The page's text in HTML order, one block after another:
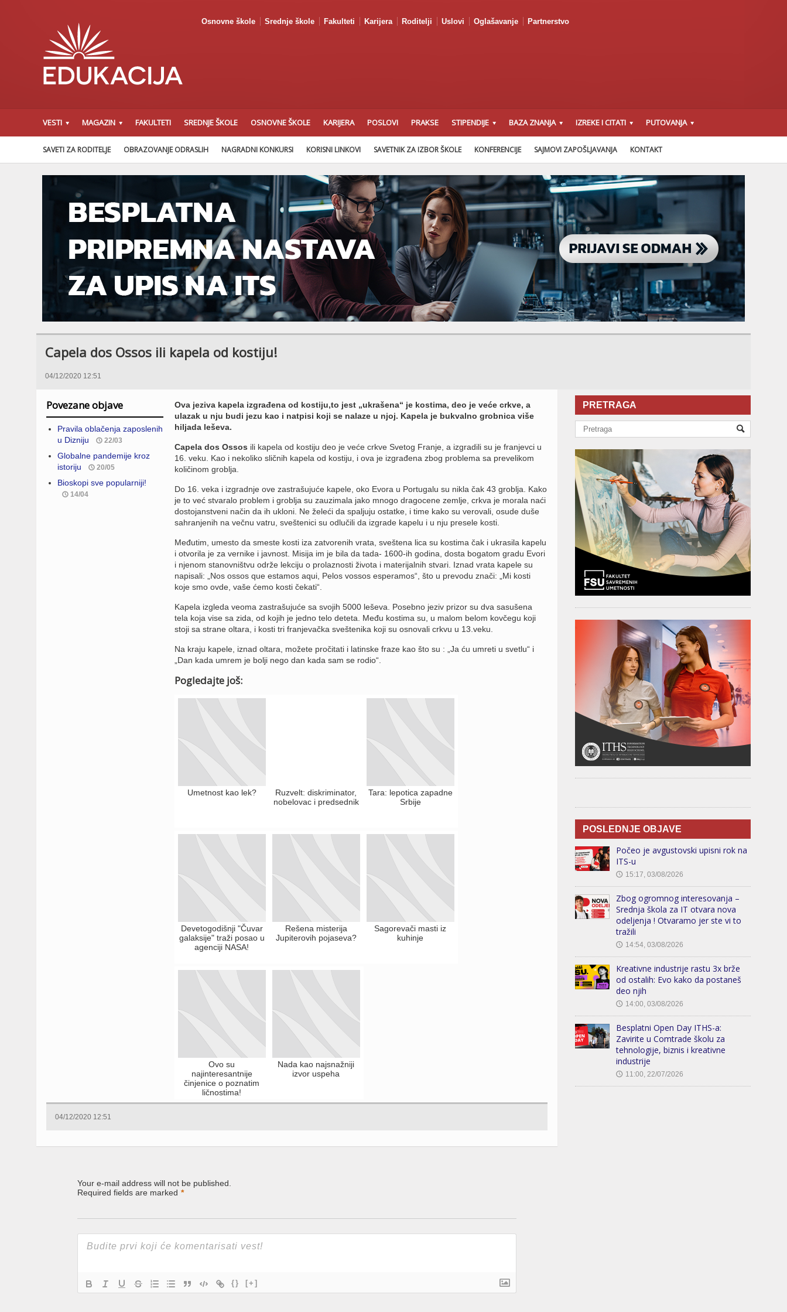
Osnovne škole Srednje škole Fakulteti Karijera Roditelji Uslovi Oglašavanje Partnerstvo
VESTI MAGAZIN FAKULTETI SREDNJE ŠKOLE OSNOVNE ŠKOLE KARIJERA POSLOVI PRAKSE STIPENDIJE BAZA ZNANJA IZREKE I CITATI PUTOVANJA
SAVETI ZA RODITELJE OBRAZOVANJE ODRASLIH NAGRADNI KONKURSI KORISNI LINKOVI SAVETNIK ZA IZBOR ŠKOLE KONFERENCIJE SAJMOVI ZAPOŠLJAVANJA KONTAKT
Capela dos Ossos ili kapela od kostiju!
04/12/2020 12:51
Povezane objave
Pravila oblačenja zaposlenih
u Dizniju
22/03
Globalne pandemije kroz
istoriju
20/05
Bioskopi sve popularniji!
14/04
Ova jeziva kapela izgrađena od kostiju,to jest „ukrašena“ je kostima, deo je veće crkve, a
ulazak u nju budi jezu kao i natpisi koji se nalaze u njoj. Kapela je bukvalno grobnica više
hiljada leševa.
Capela dos Ossos ili kapela od kostiju deo je veće crkve Svetog Franje, a izgradili su je franjevci u
16. veku. Kao i nekoliko sličnih kapela od kostiju, i ova je izgrađena zbog problema sa prevelikom
količinom groblja.
Do 16. veka i izgradnje ove zastrašujuće kapele, oko Evora u Portugalu su nikla čak 43 groblja. Kako
je to već stvaralo problem i groblja su zauzimala jako mnogo dragocene zemlje, crkva je morala naći
dostojanstveni način da ih ukloni. Ne želeći da spaljuju ostatke, i time kako su verovali, osude duše
sahranjenih na večnu vatru, sveštenici su odlučili da izgrade kapelu i u nju presele kosti.
Međutim, umesto da smeste kosti iza zatvorenih vrata, sveštena lica su kostima čak i ukrasila kapelu
i otvorila je za vernike i javnost. Misija im je bila da tada- 1600-ih godina, dosta bogatom gradu Evori
i njenom stanovništvu održe lekciju o prolaznosti života i materijalnih stvari. Iznad vrata kapele su
napisali: „Nos ossos que estamos aqui, Pelos vossos esperamos“, što u prevodu znači: „Mi kosti
koje smo ovde, vaše ćemo kosti čekati“.
Kapela izgleda veoma zastrašujuće sa svojih 5000 leševa. Posebno jeziv prizor su dva sasušena
tela koja vise sa zida, od kojih je jedno telo deteta. Među kostima su, u malom belom kovčegu koji
stoji sa strane oltara, i kosti tri franjevačka sveštenika koji su osnovali crkvu u 13.veku.
Na kraju kapele, iznad oltara, možete pročitati i latinske fraze kao što su : „Ja ću umreti u svetlu“ i
„Dan kada umrem je bolji nego dan kada sam se rodio“.
Pogledajte još:
Umetnost kao lek?
Ruzvelt: diskriminator,
nobelovac i predsednik
Tara: lepotica zapadne
Srbije
Devetogodišnji "Čuvar
galaksije" traži posao u
agenciji NASA!
Rešena misterija
Jupiterovih pojaseva?
Sagorevači masti iz
kuhinje
Ovo su
najinteresantnije
činjenice o poznatim
ličnostima!
Nada kao najsnažniji
izvor uspeha
04/12/2020 12:51
Your e-mail address will not be published.
Required fields are marked *
{} [+]
PRETRAGA
POSLEDNJE OBJAVE
Počeo je avgustovski upisni rok na
ITS-u
🕔 15:17, 03/08/2026
Zbog ogromnog interesovanja –
Srednja škola za IT otvara nova
odeljenja ! Otvaramo jer ste vi to
tražili
🕔 14:54, 03/08/2026
Kreativne industrije rastu 3x brže
od ostalih: Evo kako da postaneš
deo njih
🕔 14:00, 03/08/2026
Besplatni Open Day ITHS-a:
Zavirite u Comtrade školu za
tehnologije, biznis i kreativne
industrije
🕔 11:00, 22/07/2026